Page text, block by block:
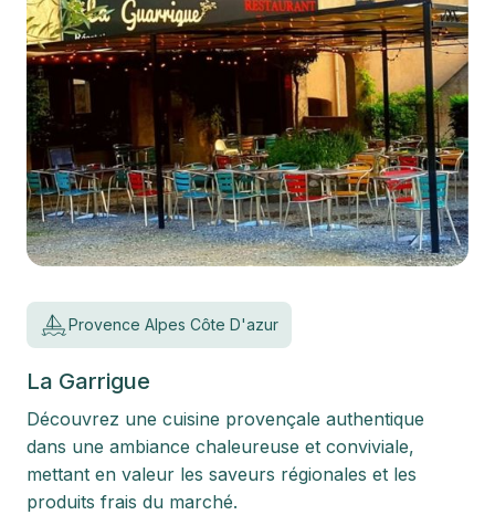
Provence Alpes Côte D'azur
La Garrigue
Découvrez une cuisine provençale authentique
dans une ambiance chaleureuse et conviviale,
mettant en valeur les saveurs régionales et les
produits frais du marché.